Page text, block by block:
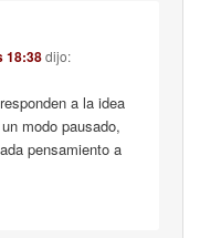
18:38dijo:
a la idea
modo pausado,
pensamiento a